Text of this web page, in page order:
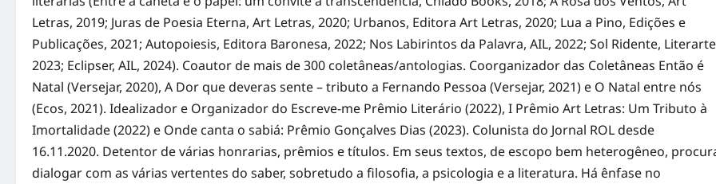
Letras, 2019; Juras de Poesia Eterna, Art Letras, 2020; Urbanos, Editora Art Letras, 2020; Lua a Pino, Edições e
Publicações, 2021; Autopoiesis, Editora Baronesa, 2022; Nos Labirintos da Palavra, AIL, 2022; Sol Ridente,
2023; Eclipser, AIL, 2024). Coautor de mais de 300 coletâneas/antologias. Coorganizador das Coletâneas Então é
Natal (Versejar, 2020), A Dor que deveras sente – tributo a Fernando Pessoa (Versejar, 2021) e O Natal entre nós
(Ecos, 2021). Idealizador e Organizador do Escreve-me Prêmio Literário (2022), I Prêmio Art Letras: Um Tributo à
Imortalidade (2022) e Onde canta o sabiá: Prêmio Gonçalves Dias (2023). Colunista do Jornal ROL desde
16.11.2020. Detentor de várias honrarias, prêmios e títulos. Em seus textos, de escopo bem heterogêneo,
dialogar com as várias vertentes do saber, sobretudo a filosofia, a psicologia e a literatura. Há ênfase no